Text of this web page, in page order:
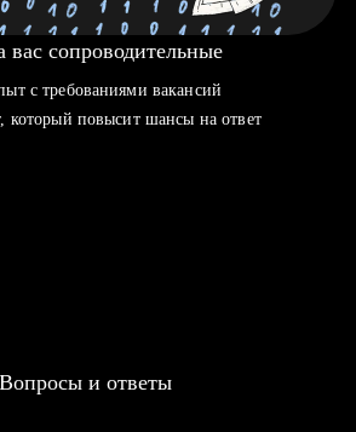
сопроводительные
с требованиями вакансий
который повысит шансы на ответ
Вопросы и ответы